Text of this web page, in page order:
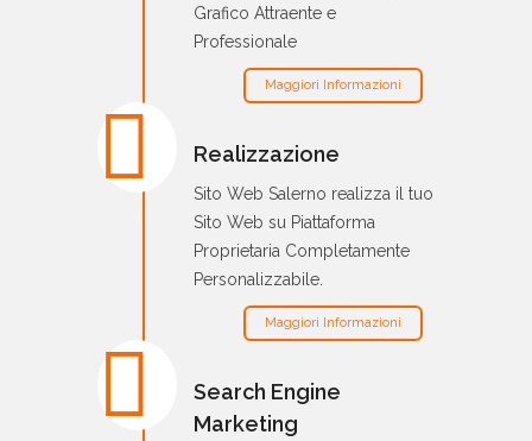
Maggiori Informazioni
Grafico Attraente e
Professionale
Realizzazione
Maggiori Informazioni
Sito Web Salerno realizza il tuo
Sito Web su Piattaforma
Proprietaria Completamente
Personalizzabile.
Search Engine
Marketing